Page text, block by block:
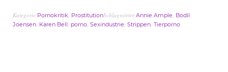
Kategorie Pornokritik, ProstitutionSchlagwörterAnnie Ample, Bodil
Joensen, Karen Bell, porno, Sexindustrie, Strippen, Tierporno